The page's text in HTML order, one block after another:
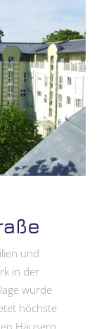
und
in der
wurde
höchste
Häusern